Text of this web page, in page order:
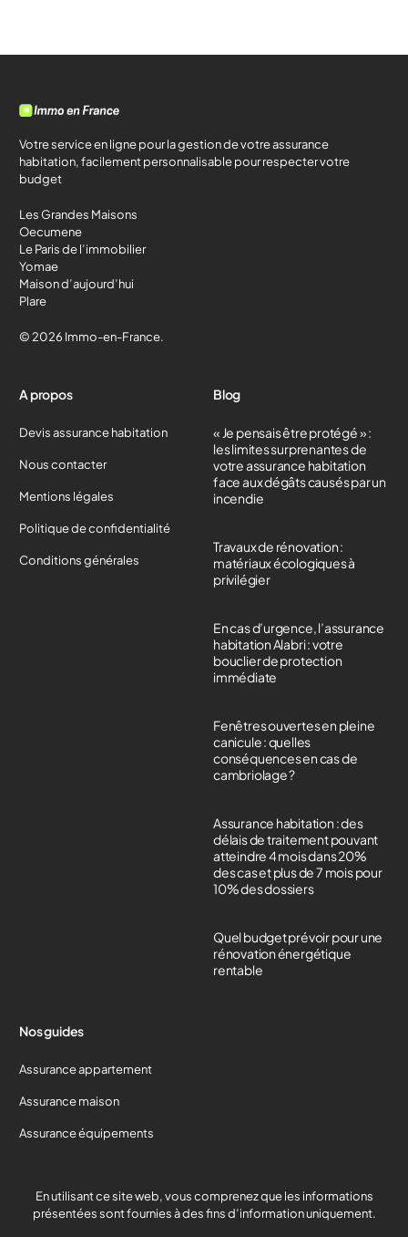
Votre service en ligne pour la gestion de votre assurance
habitation, facilement personnalisable pour respecter votre
budget
Les Grandes Maisons
Oecumene
Le Paris de l’immobilier
Yomae
Maison d’aujourd’hui
Plare
© 2026 Immo-en-France.
A propos
Devis assurance habitation
Nous contacter
Mentions légales
Politique de confidentialité
Conditions générales
Blog
« Je pensais être protégé » :
les limites surprenantes de
votre assurance habitation
face aux dégâts causés par un
incendie
Travaux de rénovation :
matériaux écologiques à
privilégier
En cas d’urgence, l’assurance
habitation Alabri : votre
bouclier de protection
immédiate
Fenêtres ouvertes en pleine
canicule : quelles
conséquences en cas de
cambriolage ?
Assurance habitation : des
délais de traitement pouvant
atteindre 4 mois dans 20%
des cas et plus de 7 mois pour
10% des dossiers
Quel budget prévoir pour une
rénovation énergétique
rentable
Nos guides
Assurance appartement
Assurance maison
Assurance équipements
En utilisant ce site web, vous comprenez que les informations
présentées sont fournies à des fins d’information uniquement.
Devis gratuit